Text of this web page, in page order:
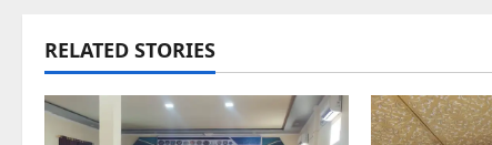
RELATED STORIES